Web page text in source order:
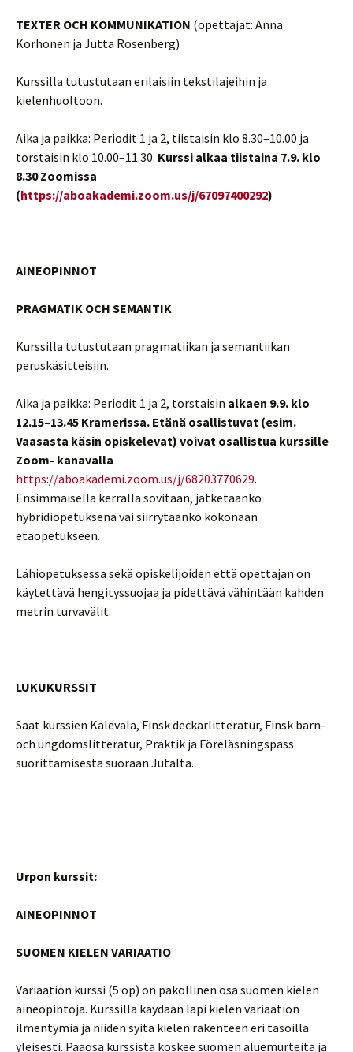
TEXTER OCH KOMMUNIKATION (opettajat: Anna
Korhonen ja Jutta Rosenberg)
Kurssilla tutustutaan erilaisiin tekstilajeihin ja
kielenhuoltoon.
Aika ja paikka: Periodit 1 ja 2, tiistaisin klo 8.30–10.00 ja
torstaisin klo 10.00–11.30. Kurssi alkaa tiistaina 7.9. klo
8.30 Zoomissa
(https://aboakademi.zoom.us/j/67097400292)
AINEOPINNOT
PRAGMATIK OCH SEMANTIK
Kurssilla tutustutaan pragmatiikan ja semantiikan
peruskäsitteisiin.
Aika ja paikka: Periodit 1 ja 2, torstaisin alkaen 9.9. klo
12.15–13.45 Kramerissa. Etänä osallistuvat (esim.
Vaasasta käsin opiskelevat) voivat osallistua kurssille
Zoom- kanavalla
https://aboakademi.zoom.us/j/68203770629.
Ensimmäisellä kerralla sovitaan, jatketaanko
hybridiopetuksena vai siirrytäänkö kokonaan
etäopetukseen.
Lähiopetuksessa sekä opiskelijoiden että opettajan on
käytettävä hengityssuojaa ja pidettävä vähintään kahden
metrin turvavälit.
LUKUKURSSIT
Saat kurssien Kalevala, Finsk deckarlitteratur, Finsk barn-
och ungdomslitteratur, Praktik ja Föreläsningspass
suorittamisesta suoraan Jutalta.
Urpon kurssit:
AINEOPINNOT
SUOMEN KIELEN VARIAATIO
Variaation kurssi (5 op) on pakollinen osa suomen kielen
aineopintoja. Kurssilla käydään läpi kielen variaation
ilmentymiä ja niiden syitä kielen rakenteen eri tasoilla
yleisesti. Pääosa kurssista koskee suomen aluemurteita ja